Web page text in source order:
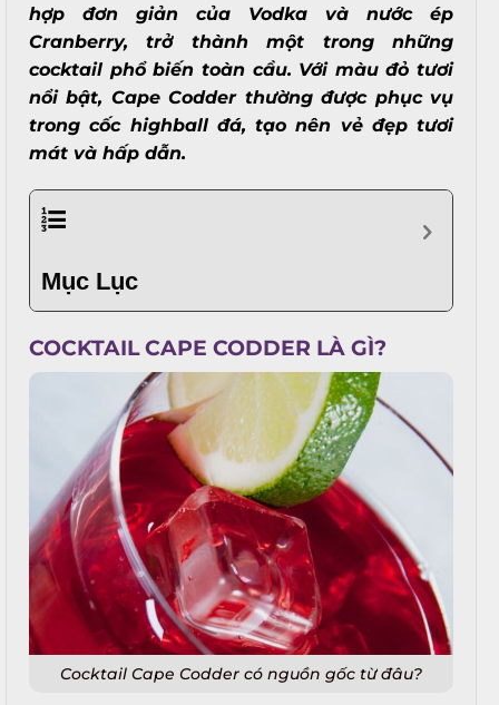
hợp đơn giản của Vodka và nước ép
Cranberry, trở thành một trong những
cocktail phổ biến toàn cầu. Với màu đỏ tươi
nổi bật, Cape Codder thường được phục vụ
trong cốc highball đá, tạo nên vẻ đẹp tươi
mát và hấp dẫn.
Mục Lục
COCKTAIL CAPE CODDER LÀ GÌ?
Cocktail Cape Codder có nguồn gốc từ đâu?